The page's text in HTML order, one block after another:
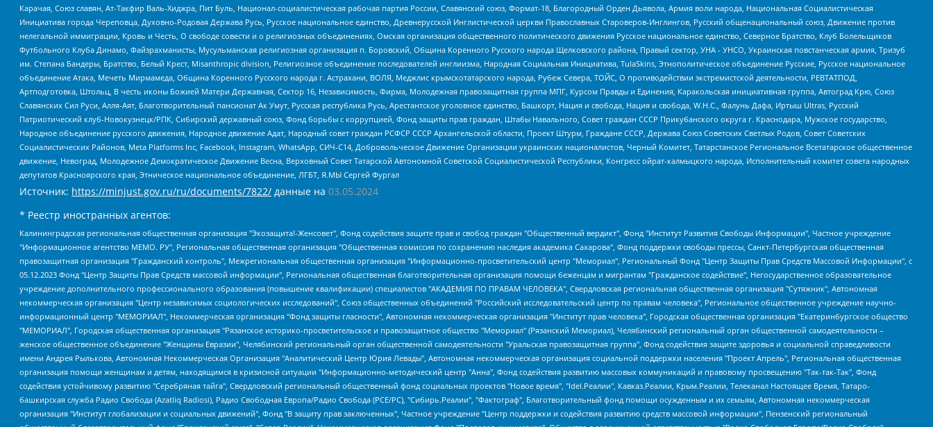
Карачая, Союз славян, Ат-Такфир Валь-Хиджра, Пит Буль, Национал-социалистическая рабочая партия России, Славянский союз, Формат-18, Благородный Орден Дьявола, Армия воли народа, Национальная Социалистическая
Инициатива города Череповца, Духовно-Родовая Держава Русь, Русское национальное единство, Древнерусской Инглистической церкви Православных Староверов-Инглингов, Русский общенациональный союз, Движение против
нелегальной иммиграции, Кровь и Честь, О свободе совести и о религиозных объединениях, Омская организация общественного политического движения Русское национальное единство, Северное Братство, Клуб Болельщиков
Футбольного Клуба Динамо, Файзрахманисты, Мусульманская религиозная организация п. Боровский, Община Коренного Русского народа Щелковского района, Правый сектор, УНА - УНСО, Украинская повстанческая армия, Тризуб
им. Степана Бандеры, Братство, Белый Крест, Misanthropic division, Религиозное объединение последователей инглиизма, Народная Социальная Инициатива, TulaSkins, Этнополитическое объединение Русские, Русское национальное
объединение Атака, Мечеть Мирмамеда, Община Коренного Русского народа г. Астрахани, ВОЛЯ, Меджлис крымскотатарского народа, Рубеж Севера, ТОЙС, О противодействии экстремистской деятельности, РЕВТАТПОД,
Артподготовка, Штольц, В честь иконы Божией Матери Державная, Сектор 16, Независимость, Фирма, Молодежная правозащитная группа МПГ, Курсом Правды и Единения, Каракольская инициативная группа, Автоград Крю, Союз
Славянских Сил Руси, Алля-Аят, Благотворительный пансионат Ак Умут, Русская республика Русь, Арестантское уголовное единство, Башкорт, Нация и свобода, Нация и свобода, W.H.С., Фалунь Дафа, Иртыш Ultras, Русский
Патриотический клуб-Новокузнецк/РПК, Сибирский державный союз, Фонд борьбы с коррупцией, Фонд защиты прав граждан, Штабы Навального, Совет граждан СССР Прикубанского округа г. Краснодара, Мужское государство,
Народное объединение русского движения, Народное движение Адат, Народный совет граждан РСФСР СССР Архангельской области, Проект Штурм, Граждане СССР, Держава Союз Советских Светлых Родов, Совет Советских
Социалистических Районов, Meta Platforms Inc, Facebook, Instagram, WhatsApp, СИЧ-С14, Добровольческое Движение Организации украинских националистов, Черный Комитет, Татарстанское Региональное Всетатарское общественное
движение, Невоград, Молодежное Демократическое Движение Весна, Верховный Совет Татарской Автономной Советской Социалистической Республики, Конгресс ойрат-калмыцкого народа, Исполнительный комитет совета народных
депутатов Красноярского края, Этническое национальное объединение, ЛГБТ, Я.МЫ Сергей Фургал
Источник: https://minjust.gov.ru/ru/documents/7822/ данные на 03.05.2024
* Реестр иностранных агентов:
Калининградская региональная общественная организация "Экозащита!-Женсовет", Фонд содействия защите прав и свобод граждан "Общественный вердикт", Фонд "Институт Развития Свободы Информации", Частное учреждение "Информационное агентство МЕМО. РУ", Региональная общественная организация "Общественная комиссия по сохранению наследия академика Сахарова", Фонд поддержки свободы прессы, Санкт-Петербургская общественная правозащитная организация "Гражданский контроль", Межрегиональная общественная организация "Информационно-просветительский центр "Мемориал", Региональный Фонд "Центр Защиты Прав Средств Массовой Информации", с 05.12.2023 Фонд "Центр Защиты Прав Средств массовой информации", Региональная общественная благотворительная организация помощи беженцам и мигрантам "Гражданское содействие", Негосударственное образовательное учреждение дополнительного профессионального образования (повышение квалификации) специалистов "АКАДЕМИЯ ПО ПРАВАМ ЧЕЛОВЕКА", Свердловская региональная общественная организация "Сутяжник", Автономная некоммерческая организация "Центр независимых социологических исследований", Союз общественных объединений "Российский исследовательский центр по правам человека", Региональное общественное учреждение научно-информационный центр "МЕМОРИАЛ", Некоммерческая организация "Фонд защиты гласности", Автономная некоммерческая организация "Институт прав человека", Городская общественная организация "Екатеринбургское общество "МЕМОРИАЛ", Городская общественная организация "Рязанское историко-просветительское и правозащитное общество "Мемориал" (Рязанский Мемориал), Челябинский региональный орган общественной самодеятельности – женское общественное объединение "Женщины Евразии", Челябинский региональный орган общественной самодеятельности "Уральская правозащитная группа", Фонд содействия защите здоровья и социальной справедливости имени Андрея Рылькова, Автономная Некоммерческая Организация "Аналитический Центр Юрия Левады", Автономная некоммерческая организация социальной поддержки населения "Проект Апрель", Региональная общественная организация помощи женщинам и детям, находящимся в кризисной ситуации "Информационно-методический центр "Анна", Фонд содействия развитию массовых коммуникаций и правовому просвещению "Так-так-Так", Фонд содействия устойчивому развитию "Серебряная тайга", Свердловский региональный общественный фонд социальных проектов "Новое время", "Idel.Реалии", Кавказ.Реалии, Крым.Реалии, Телеканал Настоящее Время, Татаро-башкирская служба Радио Свобода (Azatliq Radiosi), Радио Свободная Европа/Радио Свобода (PCE/PC), "Сибирь.Реалии", "Фактограф", Благотворительный фонд помощи осужденным и их семьям, Автономная некоммерческая организация "Институт глобализации и социальных движений", Фонд "В защиту прав заключенных", Частное учреждение "Центр поддержки и содействия развитию средств массовой информации", Пензенский региональный общественный благотворительный фонд "Гражданский союз", "Север.Реалии", Некоммерческая организация Фонд "Правовая инициатива", Общество с ограниченной ответственностью "Радио Свободная Европа/Радио Свобода", Чешское информационное агентство "MEDIUM-ORIENT", Красноярская региональная общественная организация "Мы против СПИДа", Камалягин Денис Николаевич, Маркелов Сергей Евгеньевич, Пономарев Лев Александрович, Савицкая Людмила Алексеевна, Автономная некоммерческая организация "Центр по работе с проблемой насилия "НАСИЛИЮ.НЕТ", Межрегиональный профессиональный союз работников здравоохранения "Альянс врачей", Юридическое лицо, зарегистрированное в Латвийской Республике, SIA "Medusa Project" (регистрационный номер 40103797863, дата регистрации 10.06.2014), Некоммерческая организация "Фонд по борьбе с коррупцией", Автономная некоммерческая организация "Институт права и публичной политики", Баданин Роман Сергеевич, Гликин Максим Александрович, Железнова Мария Михайловна, Лукьянова Юлия Сергеевна, Маетная Елизавета Витальевна, Маняхин Петр Борисович, Чуракова Ольга Владимировна, Ярош Юлия Петровна, Юридическое лицо "The Insider SIA", зарегистрированное в Риге, Латвийская Республика (дата регистрации 26.06.2015), являющееся администратором доменного имени интернет-издания "The Insider SIA", https://theins.ru, Постернак Алексей Евгеньевич, Рубин Михаил Аркадьевич, Анин Роман Александрович, Юридическое лицо Istories fonds, зарегистрированное в Латвийской Республике (регистрационный номер 50008295751, дата регистрации 24.02.2020), Великовский Дмитрий Александрович, Долинина Ирина Николаевна, Мароховская Алеся Алексеевна, Шлейнов Роман Юрьевич, Шмагун Олеся Валентиновна, Общество с ограниченной ответственностью "Альтаир 2021", Общество с ограниченной ответственностью "Вега 2021", Общество с ограниченной ответственностью "Главный редактор 2021", Общество с ограниченной ответственностью "Ромашки монолит", Важенков Артем Валерьевич, Ивановская областная общественная организация "Центр гендерных исследований", Гурман Юрий Альбертович, Медиапроект "ОВД-Инфо", Егоров Владимир Владимирович, Жилинский Владимир Александрович, Общество с ограниченной ответственностью "ЗП", Иванова София Юрьевна, Карезина Инна Павловна, Кильтау Екатерина Викторовна, Петров Алексей Викторович, Пискунов Сергей Евгеньевич, Смирнов Сергей Сергеевич, Тихонов Михаил Сергеевич, Общество с ограниченной ответственностью "ЖУРНАЛИСТ-ИНОСТРАННЫЙ АГЕНТ", Арапова Галина Юрьевна, Вольтская Татьяна Анатольевна, Американская компания "Mason G.E.S. Anonymous Foundation" (США), являющаяся владельцем интернет-издания https://mnews.world/, Компания "Stichting Bellingcat", зарегистрированная в Нидерландах (дата регистрации 11.07.2018), Захаров Андрей Вячеславович, Клепиковская Екатерина Дмитриевна, Общество с ограниченной ответственностью "МЕМО", Перл Роман Александрович, Симонов Евгений Алексеевич, Соловьева Елена Анатольевна, Сотников Даниил Владимирович, Сурначева Елизавета Дмитриевна, Автономная некоммерческая организация по защите прав человека и информированию населения "Якутия – Наше Мнение", Общество с ограниченной ответственностью "Москоу диджитал медиа", с 26.01.2023 Общество с ограниченной ответственностью "Чайка Белые сады", Ветошкина Валерия Валерьевна, Заговора Максим Александрович, Межрегиональное общественное движение "Российская ЛГБТ - сеть", Оленичев Максим Владимирович, Павлов Иван Юрьевич, Скворцова Елена Сергеевна, Общество с ограниченной ответственностью "Как бы инагент", Кочетков Игорь Викторович, Общество с ограниченной ответственностью "Честные выборы", Еланчик Олег Александрович, Общество с ограниченной ответственностью "Нобелевский призыв", Гималова Регина Эмилевна, Григорьев Андрей Валерьевич, Григорьева Алина Александровна, Ассоциация по содействию защите прав призывников, альтернативнослужащих и военнослужащих "Правозащитная группа "Гражданин.Армия.Право", Хисамова Регина Фаритовна, Автономная некоммерческая организация по реализации социально-правовых программ "Лилит", Дальневосточное общественное движение "Маяк", Санкт-Петербургская ЛГБТ-инициативная группа "Выход", Инициативная группа ЛГБТ+ "Реверс", Алексеев Андрей Викторович, Бекбулатова Таисия Львовна, Беляев Иван Михайлович, Владыкина Елена Сергеевна, Гельман Марат Александрович, Никульшина Вероника Юрьевна, Толоконникова Надежда Андреевна, Шендерович Виктор Анатольевич, Общество с ограниченной ответственностью "Данное сообщение", Общество с ограниченной ответственностью Издательский дом "Новая глава", Айнбиндер Александра Александровна, Московский комьюнити-центр для ЛГБТ+инициатив, Благотворительный фонд развития филантропии, Deutsche Welle (Германия, Kurt-Schumacher-Strasse 3, 53113 Bonn), Борзунова Мария Михайловна, Воробьев Виктор Викторович, Голубева Анна Львовна, Константинова Алла Михайловна, Малкова Ирина Владимировна, Мурадов Мурад Абдулгалимович, Осетинская Елизавета Николаевна, Понасенков Евгений Николаевич, Ганапольский Матвей Юрьевич, Киселев Евгений Алексеевич, Борухович Ирина Григорьевна, Дремин Иван Тимофеевич, Дубровский Дмитрий Викторович, Красноярская региональная общественная организация поддержки и развития альтернативных образовательных технологий и межкультурных коммуникаций "ИНТЕРРА", Маяковская Екатерина Алексеевна, Фейгин Марк Захарович, Филимонов Андрей Викторович, Дзугкоева Регина Николаевна, Доброхотов Роман Александрович, Дудь Юрий Александрович, Елкин Сергей Владимирович, Кругликов Кирилл Игоревич, Сабунаева Мария Леонидовна, Семенов Алексей Владимирович, Шаинян Карен Багратович, Шульман Екатерина Михайловна, Асафьев Артур Валерьевич, Вахштайн Виктор Семенович, Венедиктов Алексей Алексеевич, Лушникова Екатерина Евгеньевна, Волков Леонид Михайлович, Невзоров Александр Глебович, Пархоменко Сергей Борисович, Сироткин Ярослав Николаевич, Кара-Мурза Владимир Владимирович, Баранова Наталья Владимировна, Гозман Леонид Яковлевич, Кагарлицкий Борис Юльевич, Климарев Михаил Валерьевич, Милов Владимир Станиславович, Автономная некоммерческая организация Краснодарский центр современного искусства "Типография", Моргенштерн Алишер Тагирович, Соболь Любовь Эдуардовна, Общество с ограниченной ответственностью "ЛИЗА НОРМ", Каспаров Гарри Кимович, Ходорковский Михаил Борисович, Общество с ограниченной ответственностью "Апрельские тезисы", Данилович Ирина Брониславовна, Кашин Олег Владимирович, Петров Николай Владимирович, Пивоваров Алексей Владимирович, Соколов Михаил Владимирович, Цветкова Юлия Владимировна, Чичваркин Евгений Александрович, Комитет против пыток/Команда против пыток, Общество с ограниченной ответственностью "Первый научный", Общество с ограниченной ответственностью "Вертолет и ко", Белоцерковская Вероника Борисовна, Кац Максим Евгеньевич, Лазарева Татьяна Юрьевна, Шаведдинов Руслан Табризович, Яшин Илья Валерьевич, Общество с ограниченной ответственностью "Иноагент ААВ", Алешковский Дмитрий Петрович, Альбац Евгения Марковна, Быков Дмитрий Львович, Галямина Юлия Евгеньевна, Лойко Сергей Леонидович, Мартынов Кирилл Константинович, Медведев Сергей Александрович, Крашенинников Федор Геннадиевич, Гордеева Катерина Вл